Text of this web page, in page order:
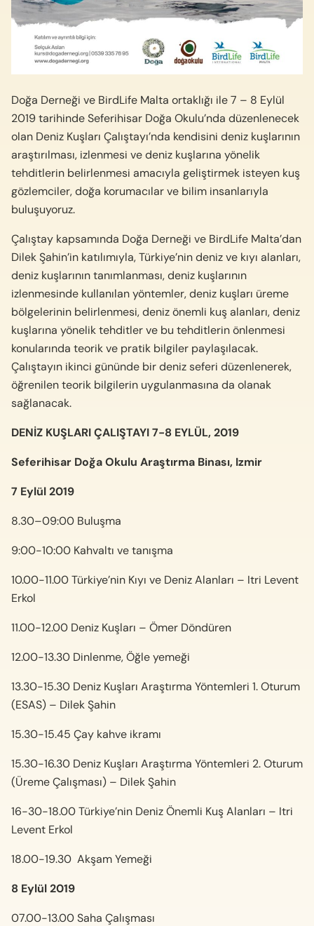
Doğa Derneği ve BirdLife Malta ortaklığı ile 7 – 8 Eylül
2019 tarihinde Seferihisar Doğa Okulu’nda düzenlenecek
olan Deniz Kuşları Çalıştayı’nda kendisini deniz kuşlarının
araştırılması, izlenmesi ve deniz kuşlarına yönelik
tehditlerin belirlenmesi amacıyla geliştirmek isteyen kuş
gözlemciler, doğa korumacılar ve bilim insanlarıyla
buluşuyoruz.
Çalıştay kapsamında Doğa Derneği ve BirdLife Malta’dan
Dilek Şahin’in katılımıyla, Türkiye’nin deniz ve kıyı alanları,
deniz kuşlarının tanımlanması, deniz kuşlarının
izlenmesinde kullanılan yöntemler, deniz kuşları üreme
bölgelerinin belirlenmesi, deniz önemli kuş alanları, deniz
kuşlarına yönelik tehditler ve bu tehditlerin önlenmesi
konularında teorik ve pratik bilgiler paylaşılacak.
Çalıştayın ikinci gününde bir deniz seferi düzenlenerek,
öğrenilen teorik bilgilerin uygulanmasına da olanak
sağlanacak.
DENİZ KUŞLARI ÇALIŞTAYI 7-8 EYLÜL, 2019
Seferihisar Doğa Okulu Araştırma Binası, Izmir
7 Eylül 2019
8.30–09:00 Buluşma
9:00-10:00 Kahvaltı ve tanışma
10.00-11.00 Türkiye’nin Kıyı ve Deniz Alanları – Itri Levent
Erkol
11.00-12.00 Deniz Kuşları – Ömer Döndüren
12.00-13.30 Dinlenme, Öğle yemeği
13.30-15.30 Deniz Kuşları Araştırma Yöntemleri 1. Oturum
(ESAS) – Dilek Şahin
15.30-15.45 Çay kahve ikramı
15.30-16.30 Deniz Kuşları Araştırma Yöntemleri 2. Oturum
(Üreme Çalışması) – Dilek Şahin
16-30-18.00 Türkiye’nin Deniz Önemli Kuş Alanları – Itri
Levent Erkol
18.00-19.30 Akşam Yemeği
8 Eylül 2019
07.00-13.00 Saha Çalışması